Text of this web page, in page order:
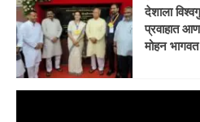
देशाला
प्रवाहात
मोहन भागवत